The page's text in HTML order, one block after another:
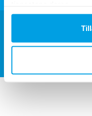
Copyright © All